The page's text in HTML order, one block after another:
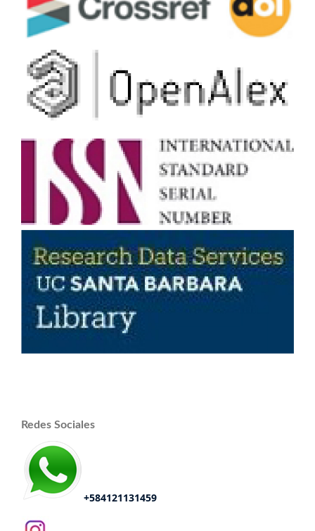
Redes Sociales
+584121131459